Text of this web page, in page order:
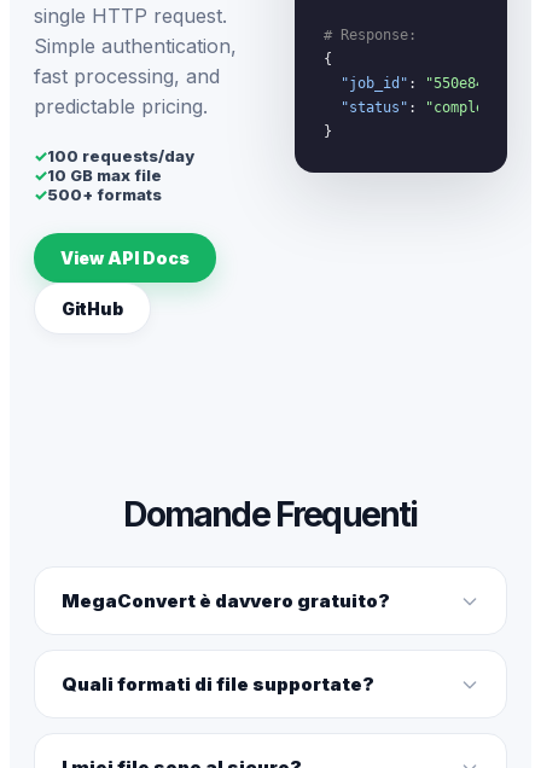
single HTTP request.
Simple authentication,
fast processing, and
predictable pricing.
✓100 requests/day
✓10 GB max file
✓500+ formats
View API Docs
GitHub
# Response:
{
"job_id" :
"550e8400-
"status" :
"completed"
}
Domande Frequenti
MegaConvert è davvero gratuito?
Quali formati di file supportate?